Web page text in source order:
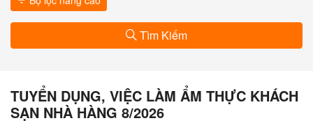
Tìm Kiếm
TUYỂN DỤNG, VIỆC LÀM ẨM THỰC KHÁCH
SẠN NHÀ HÀNG 8/2026